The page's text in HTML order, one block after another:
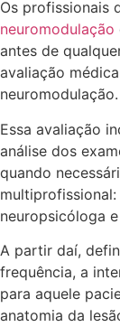
Os profissionais
neuromodulação
antes de
avaliação
neuromodulação.
Essa avaliação
análise dos
quando
neuropsicóloga
A partir daí,
frequência, a
para aquele
anatomia da